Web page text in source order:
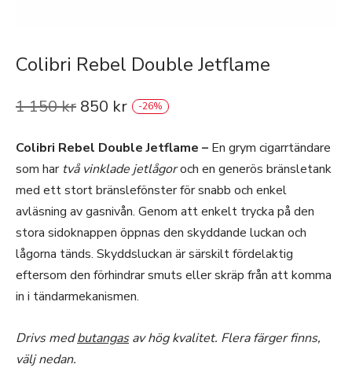
Colibri Rebel Double Jetflame
1 150kr 850 kr -26%
Colibri Rebel Double Jetflame – En grym cigarrtändare
som har två vinklade jetlågoroch en generös bränsletank
med ett stort bränslefönster för snabb och enkel
avläsning av gasnivån. Genom att enkelt trycka på den
stora sidoknappen öppnas den skyddande luckan och
lågorna tänds. Skyddsluckan är särskilt fördelaktig
eftersom den förhindrar smuts eller skräp från att komma
in i tändarmekanismen.
Drivs medbutangasav hög kvalitet. Flera färger finns,
välj nedan.